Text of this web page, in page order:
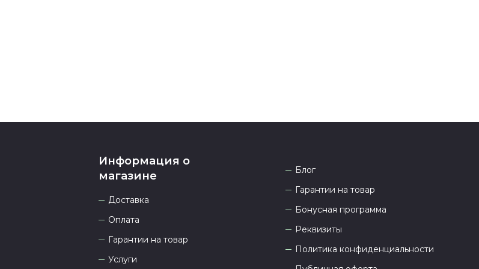
Информация о
магазине
Доставка
Оплата
Гарантии на товар
Услуги
Блог
Гарантии на товар
Бонусная программа
Реквизиты
Политика конфиденциальности